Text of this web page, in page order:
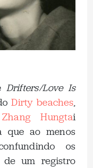
Drifters/Love Is
Dirty beaches,
Hungtai
que ao menos
os
de um registro